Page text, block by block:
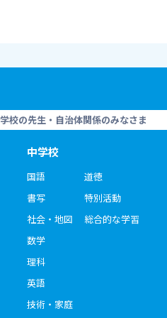
学校の先生・自治体関係のみなさま
中学校
国語
書写
社会・地図
数学
理科
英語
技術・家庭
道徳
特別活動
総合的な学習